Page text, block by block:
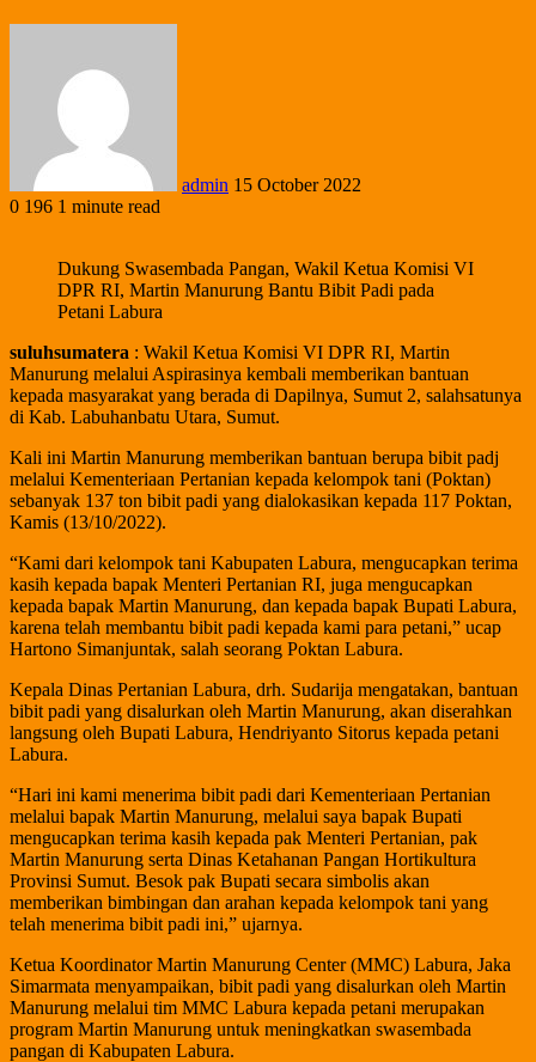
admin 15 October 2022
0 196 1 minute read
Dukung Swasembada Pangan, Wakil Ketua Komisi VI
DPR RI, Martin Manurung Bantu Bibit Padi pada
Petani Labura
suluhsumatera : Wakil Ketua Komisi VI DPR RI, Martin
Manurung melalui Aspirasinya kembali memberikan bantuan
kepada masyarakat yang berada di Dapilnya, Sumut 2, salahsatunya
di Kab. Labuhanbatu Utara, Sumut.
Kali ini Martin Manurung memberikan bantuan berupa bibit padj
melalui Kementeriaan Pertanian kepada kelompok tani (Poktan)
sebanyak 137 ton bibit padi yang dialokasikan kepada 117 Poktan,
Kamis (13/10/2022).
“Kami dari kelompok tani Kabupaten Labura, mengucapkan terima
kasih kepada bapak Menteri Pertanian RI, juga mengucapkan
kepada bapak Martin Manurung, dan kepada bapak Bupati Labura,
karena telah membantu bibit padi kepada kami para petani,” ucap
Hartono Simanjuntak, salah seorang Poktan Labura.
Kepala Dinas Pertanian Labura, drh. Sudarija mengatakan, bantuan
bibit padi yang disalurkan oleh Martin Manurung, akan diserahkan
langsung oleh Bupati Labura, Hendriyanto Sitorus kepada petani
Labura.
“Hari ini kami menerima bibit padi dari Kementeriaan Pertanian
melalui bapak Martin Manurung, melalui saya bapak Bupati
mengucapkan terima kasih kepada pak Menteri Pertanian, pak
Martin Manurung serta Dinas Ketahanan Pangan Hortikultura
Provinsi Sumut. Besok pak Bupati secara simbolis akan
memberikan bimbingan dan arahan kepada kelompok tani yang
telah menerima bibit padi ini,” ujarnya.
Ketua Koordinator Martin Manurung Center (MMC) Labura, Jaka
Simarmata menyampaikan, bibit padi yang disalurkan oleh Martin
Manurung melalui tim MMC Labura kepada petani merupakan
program Martin Manurung untuk meningkatkan swasembada
pangan di Kabupaten Labura.